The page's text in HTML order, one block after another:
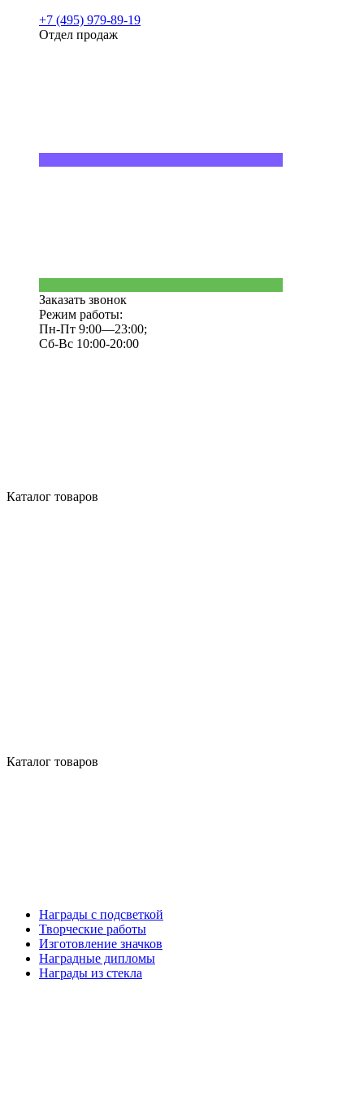
+7 (495) 979-89-19
Отдел продаж
Заказать звонок
Режим работы:
Пн-Пт 9:00—23:00;
Сб-Вс 10:00-20:00
Каталог товаров
Каталог товаров
Награды с подсветкой
Творческие работы
Изготовление значков
Наградные дипломы
Награды из стекла